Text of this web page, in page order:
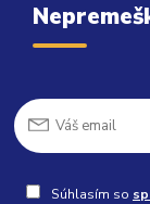
Súhlasím so